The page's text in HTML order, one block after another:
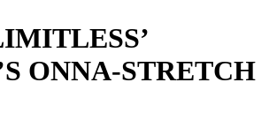
ONNA-STRETCH